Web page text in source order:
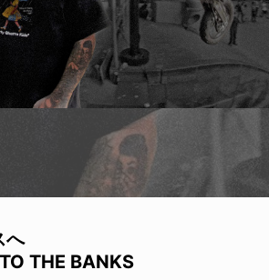
へ
THE BANKS